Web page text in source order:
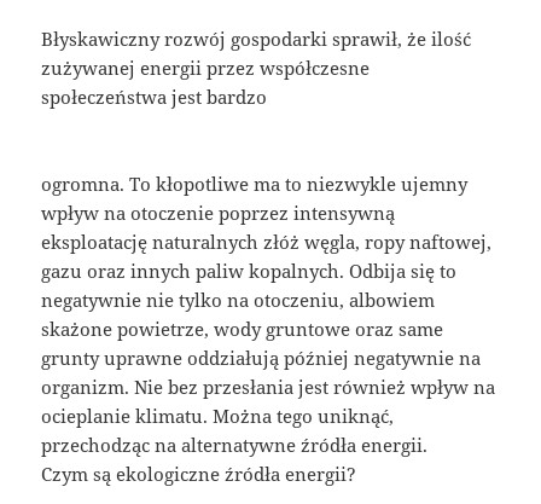
Błyskawiczny rozwój gospodarki sprawił, że ilość
zużywanej energii przez współczesne
społeczeństwa jest bardzo
ogromna. To kłopotliwe ma to niezwykle ujemny
wpływ na otoczenie poprzez intensywną
eksploatację naturalnych złóż węgla, ropy naftowej,
gazu oraz innych paliw kopalnych. Odbija się to
negatywnie nie tylko na otoczeniu, albowiem
skażone powietrze, wody gruntowe oraz same
grunty uprawne oddziałują później negatywnie na
organizm. Nie bez przesłania jest również wpływ na
ocieplanie klimatu. Można tego uniknąć,
przechodząc na alternatywne źródła energii.
Czym są ekologiczne źródła energii?